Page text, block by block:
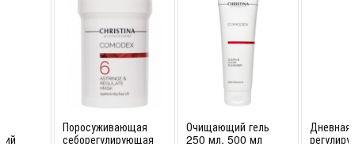
Поросуживающая
себорегулирующая
Очищающий гель
250 мл, 500 мл
Дневная